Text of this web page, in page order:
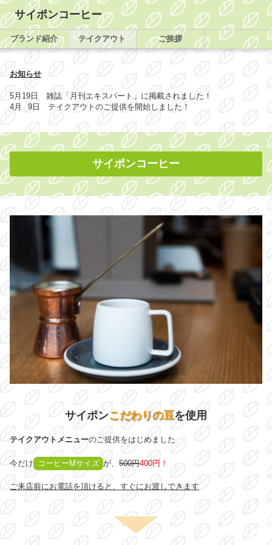
サイポンコーヒー
ブランド紹介 テイクアウト ご挨拶
お知らせ
5月19日 雑誌「月刊エキスパート」に掲載されました！
4月 9日 テイクアウトのご提供を開始しました！
サイポンコーヒー
サイポンこだわりの豆を使用
テイクアウトメニューのご提供をはじめました
今だけ コーヒーMサイズ が、500円400円！
ご来店前にお電話を頂けると、すぐにお渡しできます